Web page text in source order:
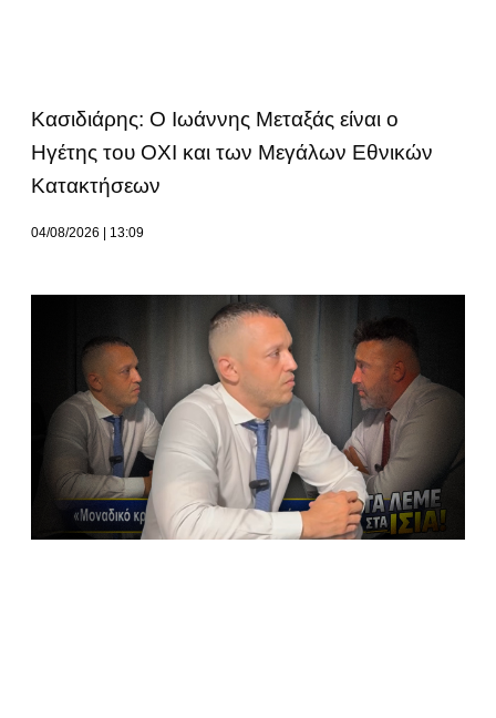
Κασιδιάρης: Ο Ιωάννης Μεταξάς είναι ο
Ηγέτης του ΟΧΙ και των Μεγάλων Εθνικών
Κατακτήσεων
04/08/2026 13:09